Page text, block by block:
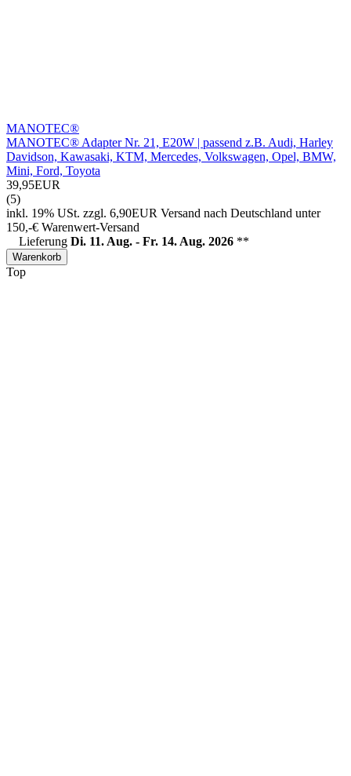
MANOTEC®
MANOTEC® Adapter Nr. 21, E20W | passend z.B. Audi, Harley
Davidson, Kawasaki, KTM, Mercedes, Volkswagen, Opel, BMW,
Mini, Ford, Toyota
39,95EUR
(5)
inkl. 19% USt. zzgl. 6,90EUR Versand nach Deutschland unter
150,-€ Warenwert-Versand
Lieferung Di. 11. Aug. - Fr. 14. Aug. 2026 **
Warenkorb
Top